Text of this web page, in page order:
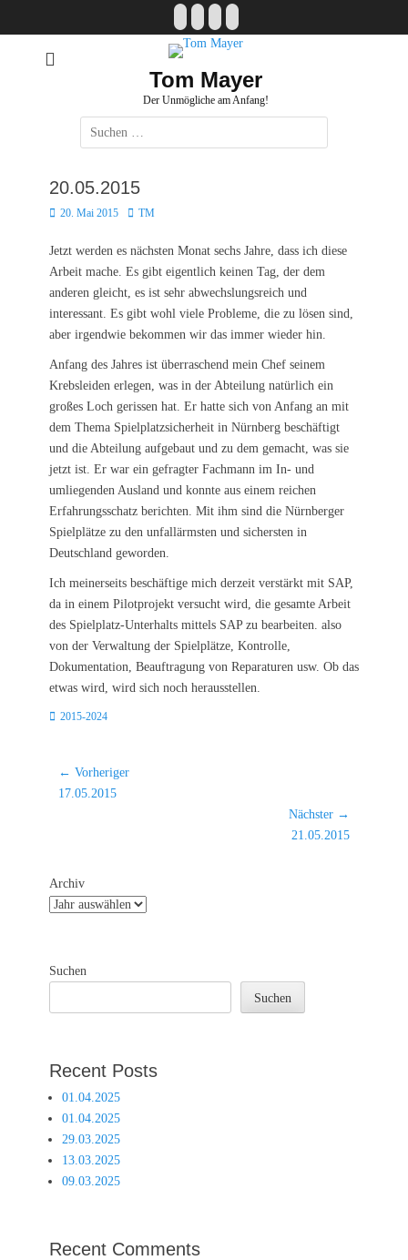
Mail
Tom Mayer
Der Unmögliche am Anfang!
Suche
nach:
20.05.2015
Posted
20. Mai 2015 Autor
TM
Jetzt werden es nächsten Monat sechs Jahre, dass ich diese
Arbeit mache. Es gibt eigentlich keinen Tag, der dem
anderen gleicht, es ist sehr abwechslungsreich und
interessant. Es gibt wohl viele Probleme, die zu lösen sind,
aber irgendwie bekommen wir das immer wieder hin.
Anfang des Jahres ist überraschend mein Chef seinem
Krebsleiden erlegen, was in der Abteilung natürlich ein
großes Loch gerissen hat. Er hatte sich von Anfang an mit
dem Thema Spielplatzsicherheit in Nürnberg beschäftigt
und die Abteilung aufgebaut und zu dem gemacht, was sie
jetzt ist. Er war ein gefragter Fachmann im In- und
umliegenden Ausland und konnte aus einem reichen
Erfahrungsschatz berichten. Mit ihm sind die Nürnberger
Spielplätze zu den unfallärmsten und sichersten in
Deutschland geworden.
Ich meinerseits beschäftige mich derzeit verstärkt mit SAP,
da in einem Pilotprojekt versucht wird, die gesamte Arbeit
des Spielplatz-Unterhalts mittels SAP zu bearbeiten. also
von der Verwaltung der Spielplätze, Kontrolle,
Dokumentation, Beauftragung von Reparaturen usw. Ob das
etwas wird, wird sich noch herausstellen.
Kategorien
2015-2024
Beitragsnavigation
← Vorheriger
Vorheriger
17.05.2015
Nächster →
21.05.2015
Archiv
Suchen
Suchen
Recent Posts
01.04.2025
01.04.2025
29.03.2025
13.03.2025
09.03.2025
Recent Comments